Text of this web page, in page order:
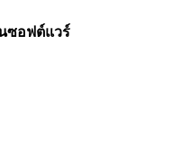
ซอฟต์แวร์